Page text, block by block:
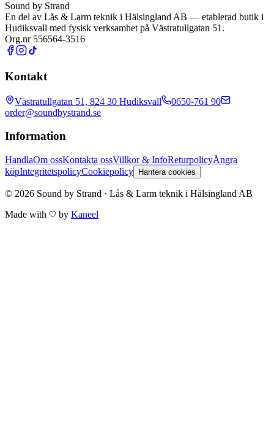
Sound by Strand
En del av Lås & Larm teknik i Hälsingland AB — etablerad butik i
Hudiksvall med fysisk verksamhet på Västratullgatan 51.
Org.nr 556564-3516
Kontakt
Västratullgatan 51, 824 30 Hudiksvall
0650-761 90
order@soundbystrand.se
Information
HandlaOm ossKontakta ossVillkor & InfoReturpolicyÅngra
köpIntegritetspolicyCookiepolicy Hantera cookies
© 2026 Sound by Strand · Lås & Larm teknik i Hälsingland AB
Made with
by Kaneel